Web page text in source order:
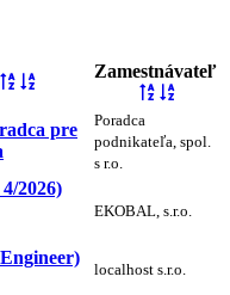
Zamestnávateľ
pre
Poradca
podnikateľa, spol.
s r.o.
2026)
EKOBAL, s.r.o.
localhost s.r.o.